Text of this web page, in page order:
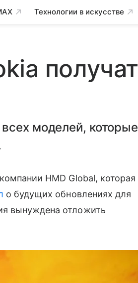
Технологии в искусстве
получат
моделей, которые
HMD Global, которая
о будущих обновлениях для
вынуждена отложить